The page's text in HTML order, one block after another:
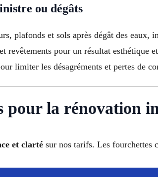
ou dégâts
plafonds et sols après dégât des eaux,
revêtements pour un résultat esthétique
limiter les désagréments et pertes de
pour la rénovation
et clarté sur nos tarifs. Les fourchettes